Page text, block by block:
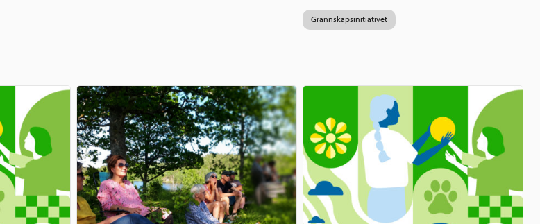
Grannskapsinitiativet